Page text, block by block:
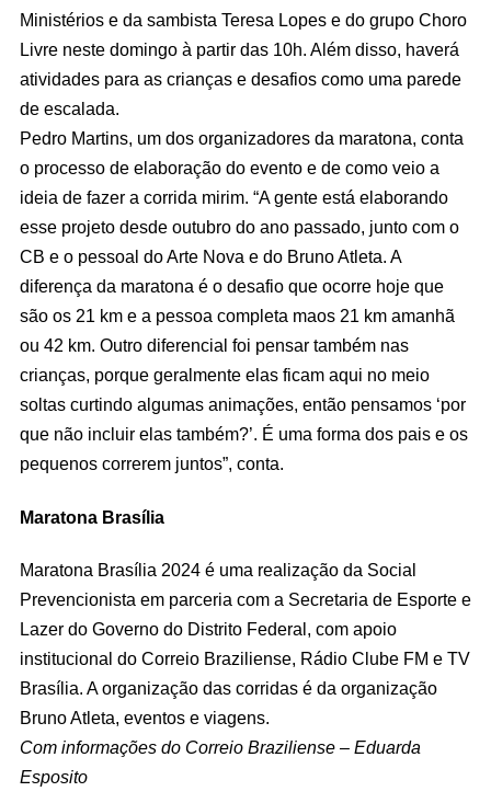
Ministérios e da sambista Teresa Lopes e do grupo Choro
Livre neste domingo à partir das 10h. Além disso, haverá
atividades para as crianças e desafios como uma parede
de escalada.
Pedro Martins, um dos organizadores da maratona, conta
o processo de elaboração do evento e de como veio a
ideia de fazer a corrida mirim. “A gente está elaborando
esse projeto desde outubro do ano passado, junto com o
CB e o pessoal do Arte Nova e do Bruno Atleta. A
diferença da maratona é o desafio que ocorre hoje que
são os 21 km e a pessoa completa maos 21 km amanhã
ou 42 km. Outro diferencial foi pensar também nas
crianças, porque geralmente elas ficam aqui no meio
soltas curtindo algumas animações, então pensamos ‘por
que não incluir elas também?’. É uma forma dos pais e os
pequenos correrem juntos”, conta.
Maratona Brasília
Maratona Brasília 2024 é uma realização da Social
Prevencionista em parceria com a Secretaria de Esporte e
Lazer do Governo do Distrito Federal, com apoio
institucional do Correio Braziliense, Rádio Clube FM e TV
Brasília. A organização das corridas é da organização
Bruno Atleta, eventos e viagens.
Com informações do Correio Braziliense – Eduarda
Esposito